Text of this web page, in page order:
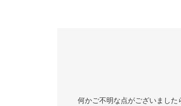
何かご不明な点がございました